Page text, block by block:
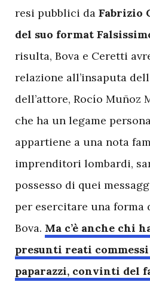
resi pubblici da Fabrizio
del suo format
risulta, Bova e Ceretti
relazione all’insaputa
dell’attore, Rocío Muñoz
che ha un legame
appartiene a una nota
imprenditori lombardi,
possesso di quei
per esercitare una forma
Bova. Ma c’è anche chi
presunti reati commessi
paparazzi, convinti del